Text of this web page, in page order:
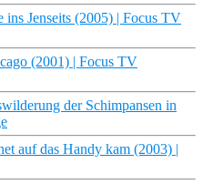
ins Jenseits (2005) | Focus TV
(2001) | Focus TV
der Schimpansen in
auf das Handy kam (2003) |